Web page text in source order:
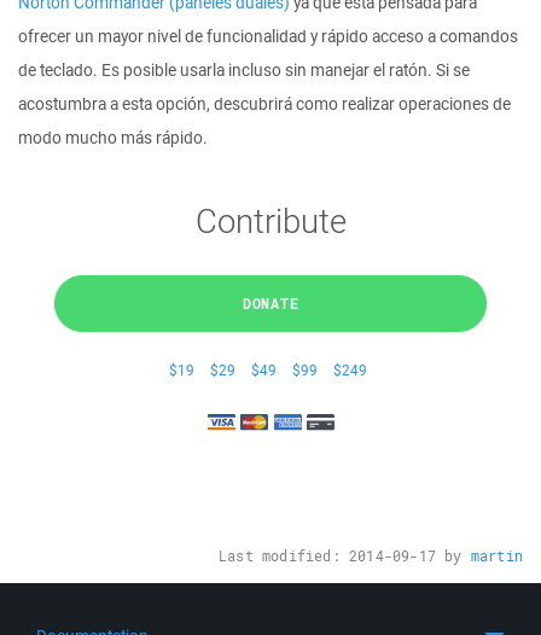
ofrecer un mayor nivel de funcionalidad y rápido acceso a comandos
de teclado. Es posible usarla incluso sin manejar el ratón. Si se
acostumbra a esta opción, descubrirá como realizar operaciones de
modo mucho más rápido.
Contribute
DONATE
$19 $29 $49 $99 $249
Last modified: 2014-09-17by martin